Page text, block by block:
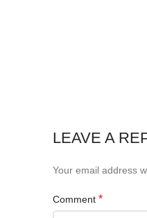
LEAVE A
Your email address
Comment *